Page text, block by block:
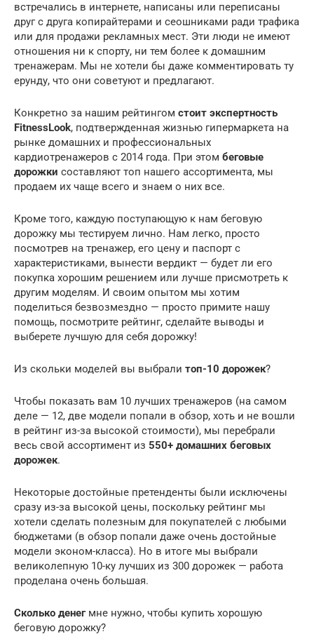
встречались в интернете, написаны или переписаны
друг с друга копирайтерами и сеошниками ради трафика
или для продажи рекламных мест. Эти люди не имеют
отношения ни к спорту, ни тем более к домашним
тренажерам. Мы не хотели бы даже комментировать ту
ерунду, что они советуют и предлагают.
Конкретно за нашим рейтингом стоит экспертность
FitnessLook, подтвержденная жизнью гипермаркета на
рынке домашних и профессиональных
кардиотренажеров с 2014 года. При этом беговые
дорожки составляют топ нашего ассортимента, мы
продаем их чаще всего и знаем о них все.
Кроме того, каждую поступающую к нам беговую
дорожку мы тестируем лично. Нам легко, просто
посмотрев на тренажер, его цену и паспорт с
характеристиками, вынести вердикт — будет ли его
покупка хорошим решением или лучше присмотреть к
другим моделям. И своим опытом мы хотим
поделиться безвозмездно — просто примите нашу
помощь, посмотрите рейтинг, сделайте выводы и
выберете лучшую для себя дорожку!
Из скольки моделей вы выбрали топ-10 дорожек?
Чтобы показать вам 10 лучших тренажеров (на самом
деле — 12, две модели попали в обзор, хоть и не вошли
в рейтинг из-за высокой стоимости), мы перебрали
весь свой ассортимент из 550+ домашних беговых
дорожек.
Некоторые достойные претенденты были исключены
сразу из-за высокой цены, поскольку рейтинг мы
хотели сделать полезным для покупателей с любыми
бюджетами (в обзор попали даже очень достойные
модели эконом-класса). Но в итоге мы выбрали
великолепную 10-ку лучших из 300 дорожек — работа
проделана очень большая.
Сколько денегмне нужно, чтобы купить хорошую
беговую дорожку?